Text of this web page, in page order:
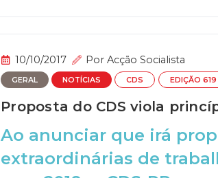
10/10/2017 Por Acção Socialista
GERAL NOTÍCIAS CDS EDIÇÃO 619
Proposta do CDS viola
Ao anunciar que irá
extraordinárias de